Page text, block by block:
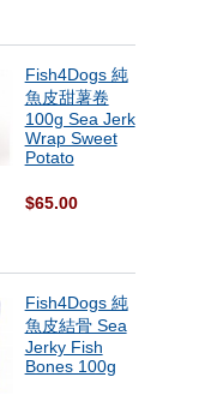
Fish4Dogs 純
魚皮甜薯卷
100g Sea Jerk
Wrap Sweet
Potato
$65.00
Fish4Dogs 純
魚皮結骨 Sea
Jerky Fish
Bones 100g